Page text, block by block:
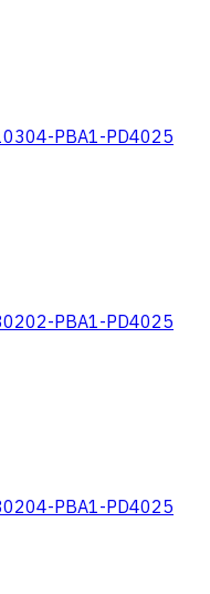
PBA1-PD4025
PBA1-PD4025
PBA1-PD4025